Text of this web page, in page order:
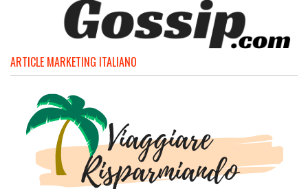
ARTICLE MARKETING ITALIANO